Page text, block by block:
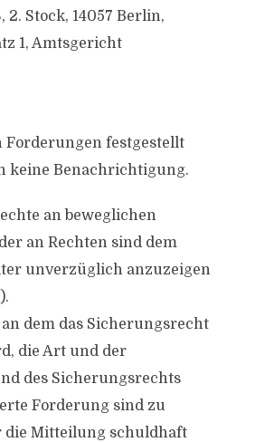
2. Stock, 14057 Berlin,
1, Amtsgericht
Forderungen festgestellt
keine Benachrichtigung.
an beweglichen
an Rechten sind dem
unverzüglich anzuzeigen
dem das Sicherungsrecht
die Art und der
des Sicherungsrechts
Forderung sind zu
die Mitteilung schuldhaft